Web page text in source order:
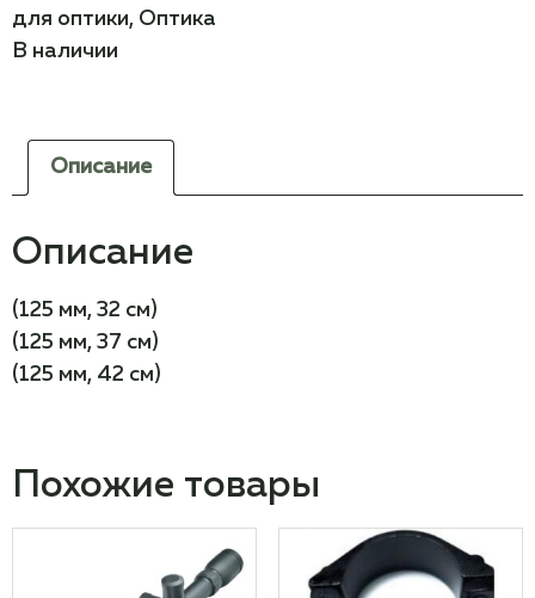
для оптики, Оптика
В наличии
Описание
Описание
(125 мм, 32 см)
(125 мм, 37 см)
(125 мм, 42 см)
Похожие товары